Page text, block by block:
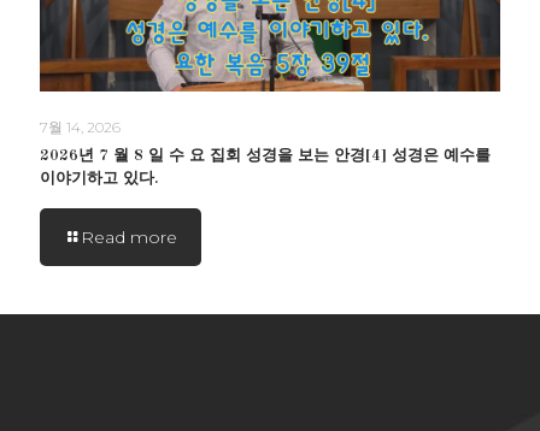
7월 14, 2026
2026년 7 월 8 일 수 요 집회 성경을 보는 안경[4] 성경은 예수를
이야기하고 있다.
Read more